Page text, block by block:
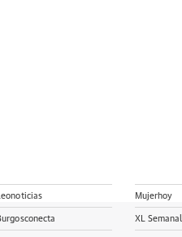
Leonoticias Mujerhoy
XL Semanal